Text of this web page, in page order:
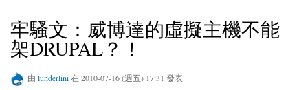
牢騷文：威博達的虛擬主機不能
架DRUPAL？！
由 lunderlini在 2010-07-16 (週五) 17:31 發表